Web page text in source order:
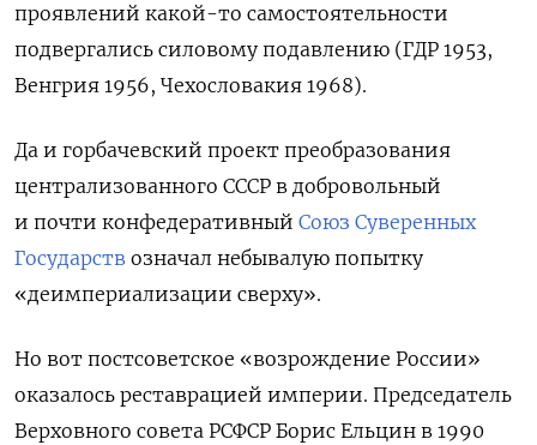
проявлений какой-то самостоятельности
подвергались силовому подавлению (ГДР 1953,
Венгрия 1956, Чехословакия 1968).
Да и горбачевский проект преобразования
централизованного СССР в добровольный
и почти конфедеративный Союз Суверенных
Государств означал небывалую попытку
«деимпериализации сверху».
Но вот постсоветское «возрождение России»
оказалось реставрацией империи. Председатель
Верховного совета РСФСР Борис Ельцин в 1990